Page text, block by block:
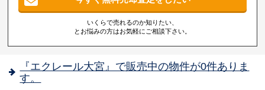
いくらで売れるのか知りたい、
とお悩みの方はお気軽にご相談下さい。
『エクレール大宮』で販売中の物件が0件ありま
す。